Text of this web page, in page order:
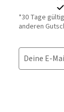
*30 Tage
anderen
Deine E-